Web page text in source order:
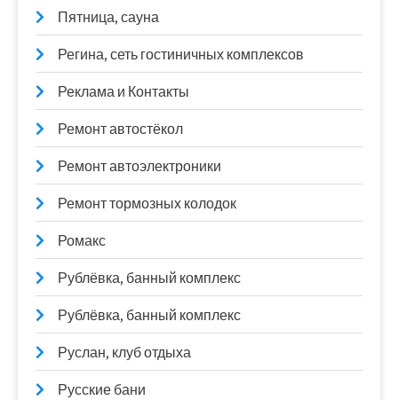
Пятница, сауна
Регина, сеть гостиничных комплексов
Реклама и Контакты
Ремонт автостёкол
Ремонт автоэлектроники
Ремонт тормозных колодок
Ромакс
Рублёвка, банный комплекс
Рублёвка, банный комплекс
Руслан, клуб отдыха
Русские бани